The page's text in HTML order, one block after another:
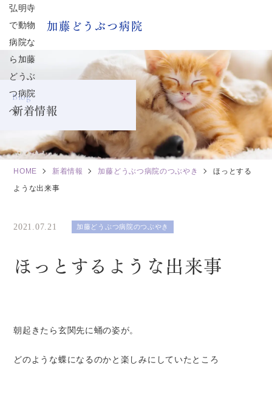
加藤どうぶつ病院
Blog
新着情報
HOME 新着情報 加藤どうぶつ病院のつぶやき
ほっとする
ような出来事
2021.07.21 加藤どうぶつ病院のつぶやき
ほっとするような出来事
朝起きたら玄関先に蛹の姿が。
どのような蝶になるのかと楽しみにしていたところ